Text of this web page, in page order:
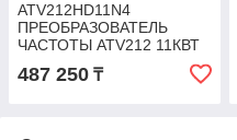
ATV212HD11N4
ПРЕОБРАЗОВАТЕЛЬ
ЧАСТОТЫ ATV212 11КВТ
487 250 ₸